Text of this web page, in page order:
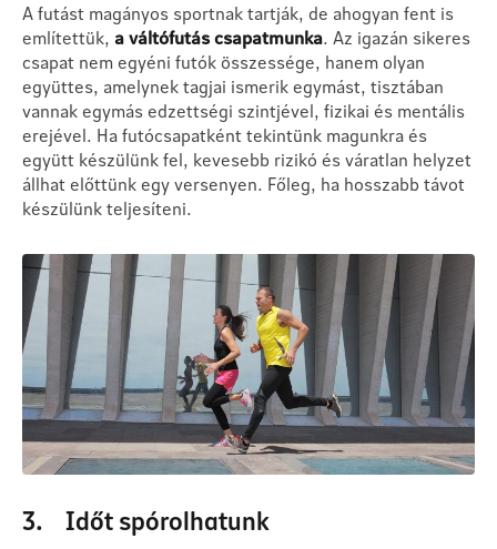
A futást magányos sportnak tartják, de ahogyan fent is
említettük, a váltófutás csapatmunka. Az igazán sikeres
csapat nem egyéni futók összessége, hanem olyan
együttes, amelynek tagjai ismerik egymást, tisztában
vannak egymás edzettségi szintjével, fizikai és mentális
erejével. Ha futócsapatként tekintünk magunkra és
együtt készülünk fel, kevesebb rizikó és váratlan helyzet
állhat előttünk egy versenyen. Főleg, ha hosszabb távot
készülünk teljesíteni.
3. Időt spórolhatunk